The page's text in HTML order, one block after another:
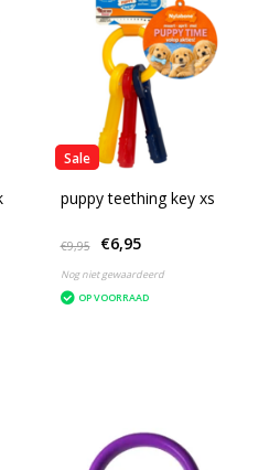
Sale
puppy teething key xs
€9,95 €6,95
Nog niet gewaardeerd
OP VOORRAAD